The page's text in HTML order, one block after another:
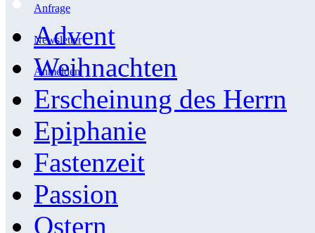
Anfrage
Newsletter
Anmelden
Advent
Weihnachten
Erscheinung des Herrn
Epiphanie
Fastenzeit
Passion
Ostern